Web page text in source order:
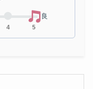
4 5
良